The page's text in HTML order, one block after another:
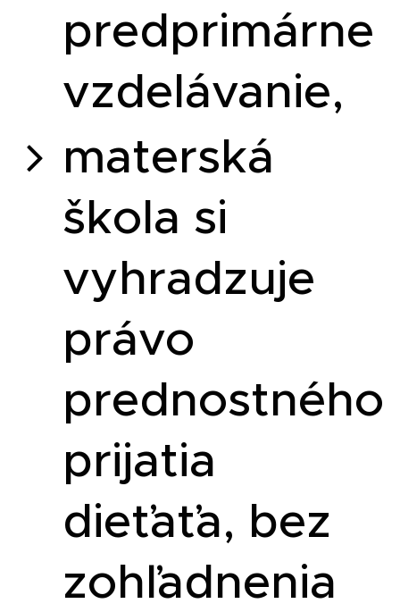
predprimárne
vzdelávanie,
materská
škola si
vyhradzuje
právo
prednostného
prijatia
dieťaťa, bez
zohľadnenia